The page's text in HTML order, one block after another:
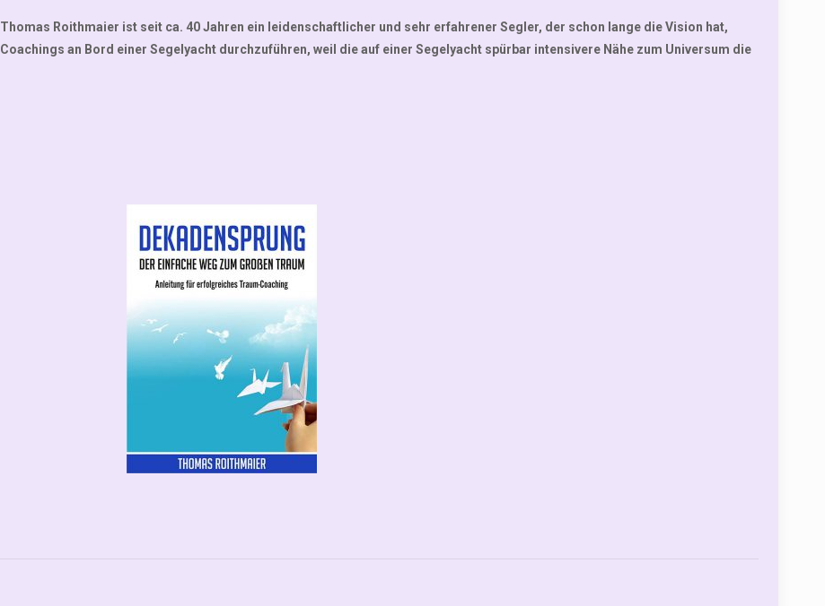
Thomas Roithmaier ist seit ca. 40 Jahren ein leidenschaftlicher und sehr erfahrener Segler, der schon lange die Vision hat,
Coachings an Bord einer Segelyacht durchzuführen, weil die auf einer Segelyacht spürbar intensivere Nähe zum Universum die